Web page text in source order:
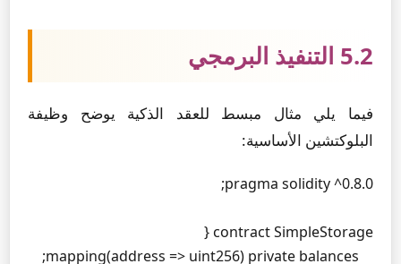
5.2 التنفيذ البرمجي
فيما يلي مثال مبسط للعقد الذكية يوضح وظيفة
البلوكتشين الأساسية: